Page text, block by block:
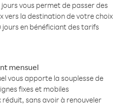
vous permet de passer des
vers la destination de votre choix
jours en bénéficiant des tarifs
mensuel
vous apporte la souplesse de
fixes et mobiles
sans avoir à renouveler